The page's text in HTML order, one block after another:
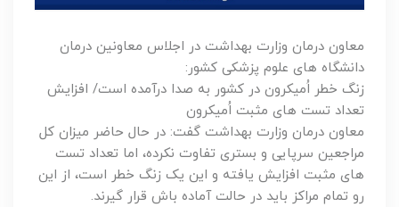
معاون درمان وزارت بهداشت در اجلاس معاونین درمان
دانشگاه های علوم پزشکی کشور:
زنگ خطر اُمیکرون در کشور به صدا درآمده است/ افزایش
تعداد تست های مثبت اُمیکرون
معاون درمان وزارت بهداشت گفت: در حال حاضر میزان کل
مراجعین سرپایی و بستری تفاوت نکرده، اما تعداد تست
های مثبت افزایش یافته و این یک زنگ خطر است، از این
رو تمام مراکز باید در حالت آماده باش قرار گیرند.